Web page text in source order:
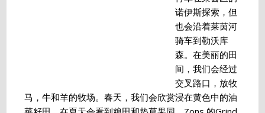
诺伊斯探索，但
也会沿着莱茵河
骑车到勒沃库
森。在美丽的田
间，我们会经过
交叉路口，放牧
马，牛和羊的牧场。春天，我们会欣赏浸在黄色中的油